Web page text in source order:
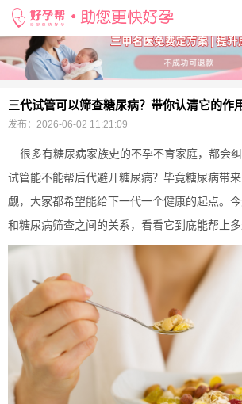
当前位置：
三代试管可以筛查糖尿病？带你认清它的作
发布： 2026-06-02 11:21:09
很多有糖尿病家族史的不孕不育家庭，都会
试管能不能帮后代避开糖尿病？毕竟糖尿病带
觑，大家都希望能给下一代一个健康的起点。
和糖尿病筛查之间的关系，看看它到底能帮上多